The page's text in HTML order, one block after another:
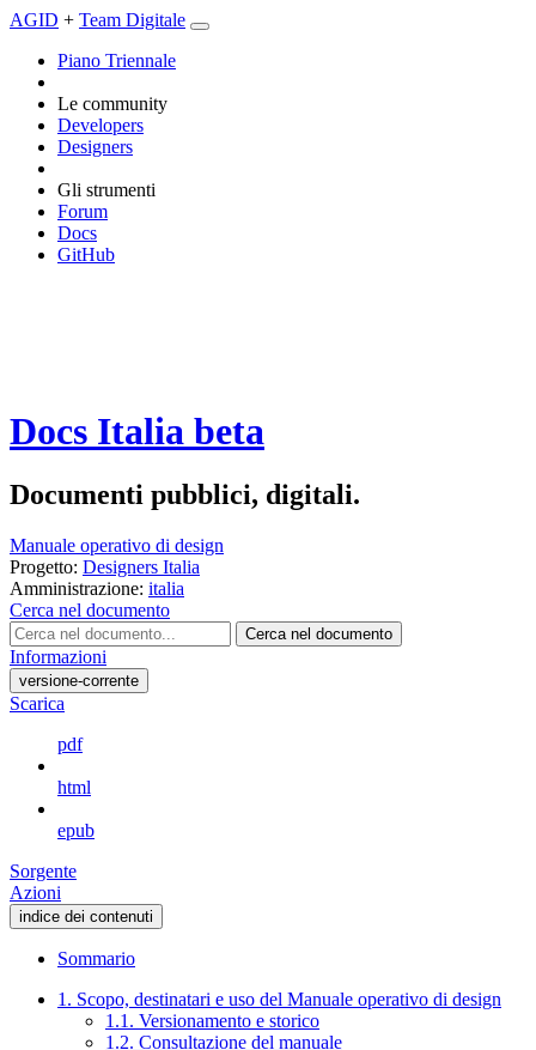
AGID + Team Digitale
Piano Triennale
Le community
Developers
Designers
Gli strumenti
Forum
Docs
GitHub
Docs Italia beta
Documenti pubblici, digitali.
Manuale operativo di design
Progetto: Designers Italia
Amministrazione: italia
Cerca nel documento
Cerca nel documento
Informazioni
versione-corrente
Scarica
pdf
html
epub
Sorgente
Azioni
indice dei contenuti
Sommario
1. Scopo, destinatari e uso del Manuale operativo di design
1.1. Versionamento e storico
1.2. Consultazione del manuale